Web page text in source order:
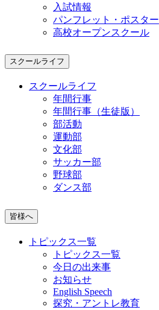
入試情報
パンフレット・ポスター
高校オープンスクール
スクールライフ
スクールライフ
年間行事
年間行事（生徒版）
部活動
運動部
文化部
サッカー部
野球部
ダンス部
皆様へ
トピックス一覧
トピックス一覧
今日の出来事
お知らせ
English Speech
探究・アントレ教育